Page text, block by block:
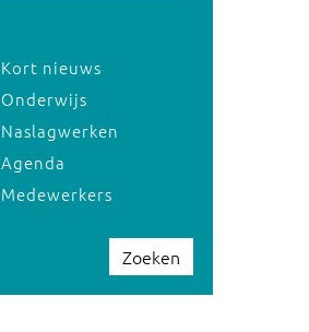
Kort nieuws
Onderwijs
Naslagwerken
Agenda
Medewerkers
Zoeken